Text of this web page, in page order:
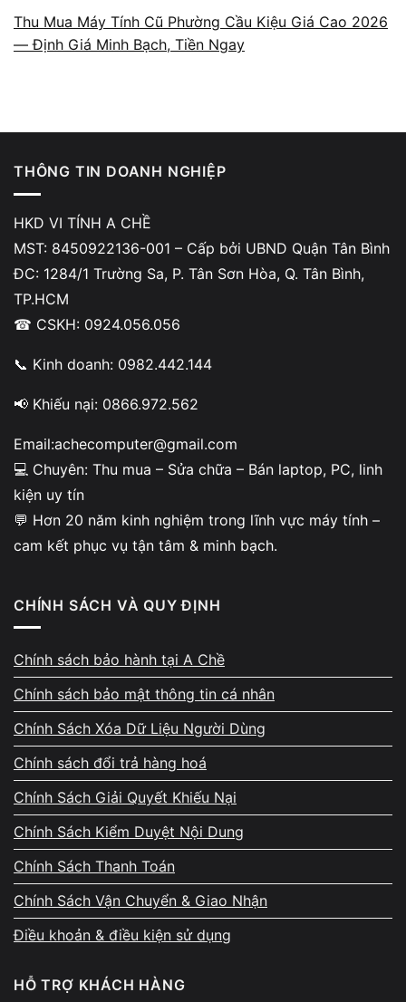
quyết định thay thế.
in sắp hết mực
Bản in mờ, có vệt trắng, chữ không đều hoặc
xuất hiện đốm đen là những dấu hiệu điển
hình. Một số máy còn báo lỗi trực tiếp như
“toner low” hoặc “replace toner”.
Quy trình lắp đặt và cấu hình
chuẩn cho doanh nghiệp
Thiết bị được cố định chắc chắn, đi dây gọn
gàng, kết nối vào hệ thống mạng nội bộ hoặc
WiFi. Sau đó kỹ thuật viên tiến hành cấu hình
viên và phân quyền quản trị.
Lợi ích khi nạp mực tại đơn vị
uy tín
Đơn vị có kinh nghiệm sẽ dùng mực tương
thích, kiểm tra linh kiện kỹ và giúp kéo dài
tuổi thọ hộp mực. Đồng thời, quy trình thực
hiện công khai giúp bạn yên tâm về chất
lượng.
Thu Mua Máy Tính Cũ Phường Cầu Kiệu Giá Cao 2026
— Định Giá Minh Bạch, Tiền Ngay
THÔNG TIN DOANH NGHIỆP
HKD VI TÍNH A CHỀ
MST: 8450922136-001 – Cấp bởi UBND Quận Tân Bình
ĐC: 1284/1 Trường Sa, P. Tân Sơn Hòa, Q. Tân Bình,
TP.HCM
☎ CSKH: 0924.056.056
📞 Kinh doanh: 0982.442.144
📢 Khiếu nại: 0866.972.562
Email:achecomputer@gmail.com
💻 Chuyên: Thu mua – Sửa chữa – Bán laptop, PC, linh
kiện uy tín
💬 Hơn 20 năm kinh nghiệm trong lĩnh vực máy tính –
cam kết phục vụ tận tâm & minh bạch.
CHÍNH SÁCH VÀ QUY ĐỊNH
Chính sách bảo hành tại A Chề
Chính sách bảo mật thông tin cá nhân
Chính Sách Xóa Dữ Liệu Người Dùng
Chính sách đổi trả hàng hoá
Chính Sách Giải Quyết Khiếu Nại
Chính Sách Kiểm Duyệt Nội Dung
Chính Sách Thanh Toán
Chính Sách Vận Chuyển & Giao Nhận
Điều khoản & điều kiện sử dụng
HỖ TRỢ KHÁCH HÀNG